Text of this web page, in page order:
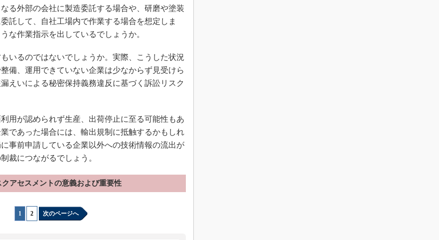
る外部の会社に製造委託する場合や、研磨や塗装
託して、自社工場内で作業する場合を想定しま
な作業指示を出しているでしょうか。
いるのではないでしょうか。実際、こうした状況
備、運用できていない企業は少なからず見受けら
えいによる秘密保持義務違反に基づく訴訟リスク
用が認められず生産、出荷停止に至る可能性もあ
であった場合には、輸出規制に抵触するかもしれ
事前申請している企業以外への技術情報の流出が
裁につながるでしょう。
クアセスメントの意義および重要性
1 2 次のページへ